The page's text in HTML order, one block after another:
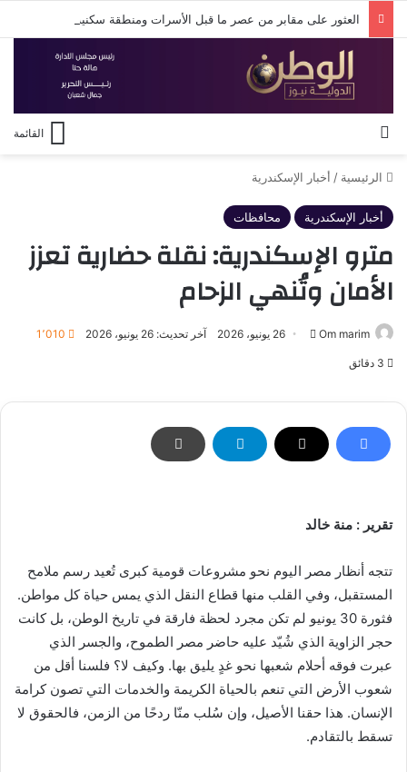
القائمة
الرئيسية / أخبار الإسكندرية
أخبار الإسكندرية محافظات
مترو الإسكندرية: نقلة حضارية تعزز
الأمان وتُنهي الزحام
Om marim
أرسل 26 يونيو، 2026 آخر تحديث: 26 يونيو، 2026 1٬010
تقرير : منة خالد
تتجه أنظار مصر اليوم نحو مشروعات قومية كبرى تُعيد رسم ملامح
المستقبل، وفي القلب منها قطاع النقل الذي يمس حياة كل مواطن.
فثورة 30 يونيو لم تكن مجرد لحظة فارقة في تاريخ الوطن، بل كانت
حجر الزاوية الذي شُيّد عليه حاضر مصر الطموح، والجسر الذي
عبرت فوقه أحلام شعبها نحو غدٍ يليق بها. وكيف لا؟ فلسنا أقل من
شعوب الأرض التي تنعم بالحياة الكريمة والخدمات التي تصون كرامة
الإنسان. هذا حقنا الأصيل، وإن سُلب منّا ردحًا من الزمن، فالحقوق لا
تسقط بالتقادم.